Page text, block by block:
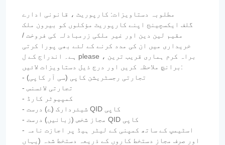
مطلوبہ دستاویزات: کارپوریٹ ، قانونی ادارے
گلف ایکسچینج اپنے کارپوریٹ مؤکلوں کو بیرون ملک
مقیم لین دین اور غیر ملکی زرمبادلہ کی فروخت /
خریداری میں ان کی مدد کرنے کے لئے بھی پورا کرتی
ہے۔ اندراج کے ل please ، براہ کرم ہماری قریب ترین
برانچ ملاحظہ کریں اور درج ذیل دستاویزات لائیں:
- تجارتی رجسٹریشن کاپی (سی آر کاپی)
- تجارتی لائسنس
- کمپیوٹر کارڈ
- شیئردارک (ے) درست QID کاپی
- مجاز شخص (زبانیں) درست QID کاپی
- اسٹیمپ کے ساتھ کمپنی کے لیٹر ہیڈ پر اجازت نامہ
اور صرف مجاز دستخط کاروں کے ذریعہ دستخط شدہ (یہاں